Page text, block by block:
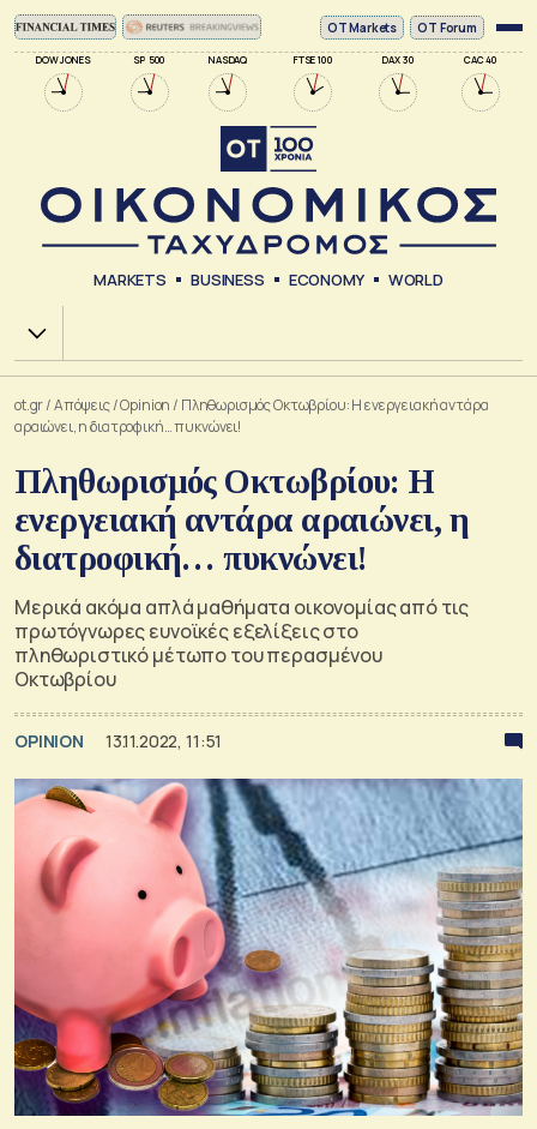
DOW JONES SP 500 NASDAQ FTSE 100 DAX 30 CAC 40
ΟΤ Markets OT Forum
MARKETS BUSINESS ECONOMY WORLD
Χ.Α.
ot.gr/Απόψεις/Opinion / Πληθωρισμός Οκτωβρίου: Η ενεργειακή αντάρα
αραιώνει, η διατροφική… πυκνώνει!
Πληθωρισμός Οκτωβρίου: Η
ενεργειακή αντάρα αραιώνει, η
διατροφική… πυκνώνει!
Μερικά ακόμα απλά μαθήματα οικονομίας από τις
πρωτόγνωρες ευνοϊκές εξελίξεις στο
πληθωριστικό μέτωπο του περασμένου
Οκτωβρίου
OPINION 13.11.2022, 11:51